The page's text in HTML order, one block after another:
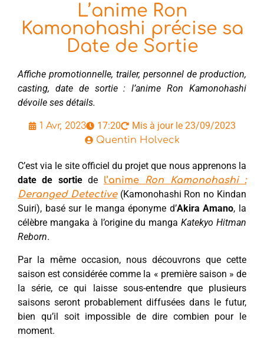
L’anime Ron
Kamonohashi précise sa
Date de Sortie
Affiche promotionnelle, trailer, personnel de production,
casting, date de sortie : l’anime Ron Kamonohashi
dévoile ses détails.
1 Avr, 2023 17:20 Mis à jour le 23/09/2023
Quentin Holveck
C’est via le site officiel du projet que nous apprenons la
date de sortiede l’anime Ron Kamonohashi :
Deranged Detective(Kamonohashi Ron no Kindan
Suiri), basé sur le manga éponyme d’Akira Amano, la
célèbre mangaka à l’origine du mangaKatekyo Hitman
Reborn.
Par la même occasion, nous découvrons que cette
saison est considérée comme la « première saison » de
la série, ce qui laisse sous-entendre que plusieurs
saisons seront probablement diffusées dans le futur,
bien qu’il soit impossible de dire combien pour le
moment.